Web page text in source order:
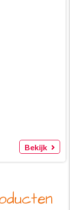
Bekijk